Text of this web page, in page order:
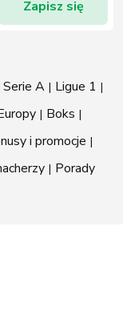
Serie A
Ligue 1
Boks
i promocje
Porady